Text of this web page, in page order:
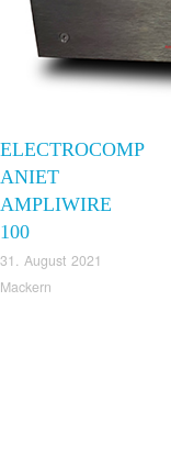
ELECTROCOMP
ANIET
AMPLIWIRE
100
31. August 2021
Mackern